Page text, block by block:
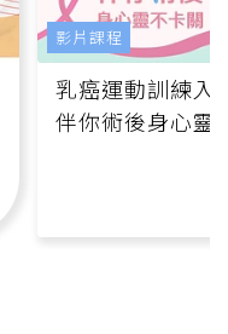
乳癌運動訓練入
伴你術後身心靈
影片課程